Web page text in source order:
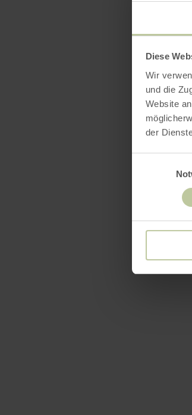
Diese
Wir
und die
Website
der